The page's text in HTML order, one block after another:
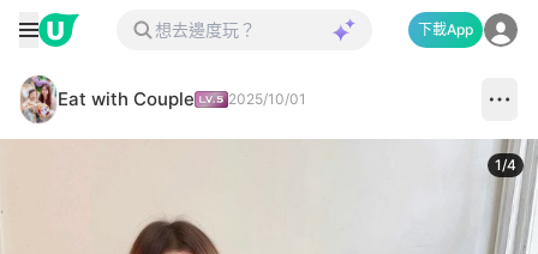
下載App
Eat with Couple 2025/10/01
1/4